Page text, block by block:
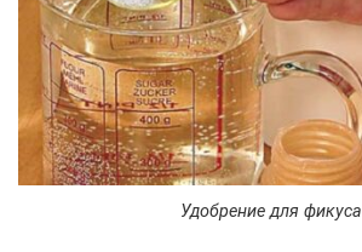
Удобрение для фикуса